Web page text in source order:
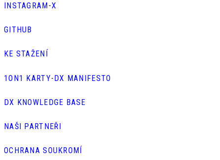
INSTAGRAM-X
GITHUB
KE STAŽENÍ
1ON1 KARTY-DX MANIFESTO
DX KNOWLEDGE BASE
NAŠI PARTNEŘI
OCHRANA SOUKROMÍ